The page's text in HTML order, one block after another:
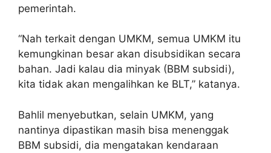
pemerintah.
“Nah terkait dengan UMKM, semua UMKM itu
kemungkinan besar akan disubsidikan secara
bahan. Jadi kalau dia minyak (BBM subsidi),
kita tidak akan mengalihkan ke BLT,” katanya.
Bahlil menyebutkan, selain UMKM, yang
nantinya dipastikan masih bisa menenggak
BBM subsidi, dia mengatakan kendaraan